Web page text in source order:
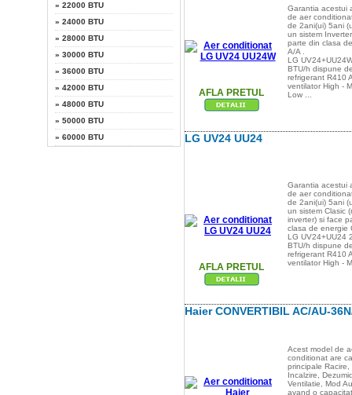
» 22000 BTU
» 24000 BTU
» 28000 BTU
» 30000 BTU
» 36000 BTU
» 42000 BTU
» 48000 BTU
» 50000 BTU
» 60000 BTU
AFLA PRETUL
Garantia acestui
de aer
de 2ani(ui) 5ani
un sistem
parte din clasa
A/A .
LG
BTU/h dispune
refrigerant R410
ventilator High -
Low ...
LG UV24 UU24
AFLA PRETUL
Garantia acestui
de aer
de 2ani(ui) 5ani
un sistem Clasic
inverter) si face
clasa de energie
LG UV24+UU24
BTU/h dispune
refrigerant R410
ventilator High -
Haier CONVERTIBIL AC/AU-
Acest model de
conditionat are
principale Racire,
Incalzire,
Ventilatie, Mod
avand o